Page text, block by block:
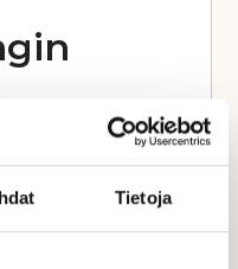
Tietoja
n. 2000m2.